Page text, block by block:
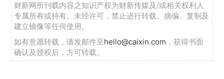
财新网所刊载内容之知识产权为财新传媒及/或相关权利人
专属所有或持有。未经许可，禁止进行转载、摘编、复制及
建立镜像等任何使用。
如有意愿转载，请发邮件至hello@caixin.com ，获得书面
确认及授权后，方可转载。